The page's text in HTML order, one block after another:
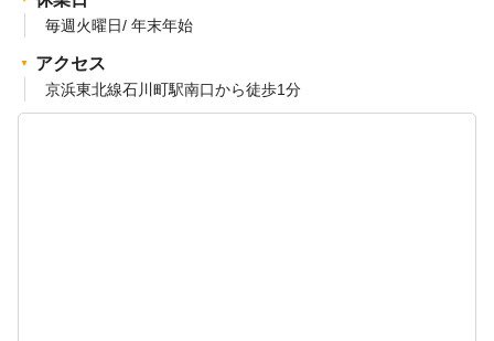
毎週火曜日/ 年末年始
アクセス
京浜東北線石川町駅南口から徒歩1分